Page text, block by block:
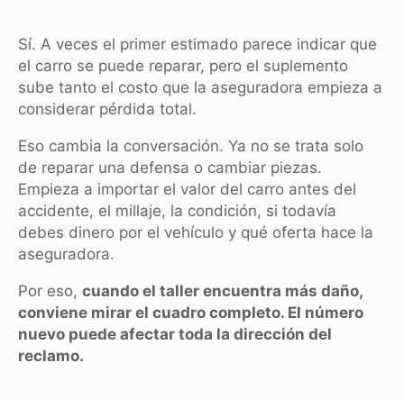
Sí. A veces el primer estimado parece indicar que
el carro se puede reparar, pero el suplemento
sube tanto el costo que la aseguradora empieza a
considerar pérdida total.
Eso cambia la conversación. Ya no se trata solo
de reparar una defensa o cambiar piezas.
Empieza a importar el valor del carro antes del
accidente, el millaje, la condición, si todavía
debes dinero por el vehículo y qué oferta hace la
aseguradora.
Por eso, cuando el taller encuentra más daño,
conviene mirar el cuadro completo. El número
nuevo puede afectar toda la dirección del
reclamo.